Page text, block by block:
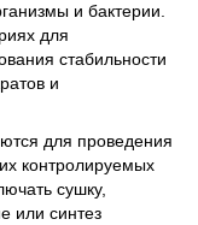
и бактерии.
для
стабильности
и
для проведения
контролируемых
сушку,
или синтез